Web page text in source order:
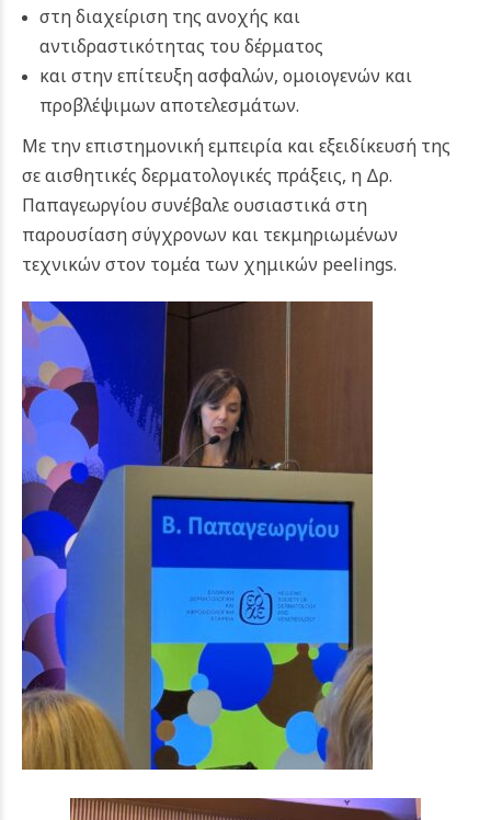
στη διαχείριση της ανοχής και
αντιδραστικότητας του δέρματος
και στην επίτευξη ασφαλών, ομοιογενών και
προβλέψιμων αποτελεσμάτων.
Με την επιστημονική εμπειρία και εξειδίκευσή της
σε αισθητικές δερματολογικές πράξεις, η Δρ.
Παπαγεωργίου συνέβαλε ουσιαστικά στη
παρουσίαση σύγχρονων και τεκμηριωμένων
τεχνικών στον τομέα των χημικών peelings.